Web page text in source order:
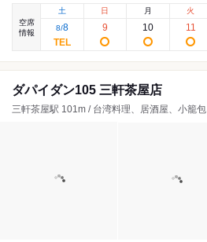
空席
情報
土
8/8
日
9
月
10
火
11
ダパイダン105 三軒茶屋店
三軒茶屋駅 101m / 台湾料理、居酒屋、小籠包